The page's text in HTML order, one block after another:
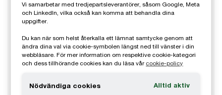
Vi samarbetar med tredjepartsleverantörer, såsom Google, Meta
och LinkedIn, vilka också kan komma att behandla dina
uppgifter.
Du kan när som helst återkalla ett lämnat samtycke genom att
ändra dina val via cookie-symbolen längst ned till vänster i din
webbläsare. För mer information om respektive cookie-kategori
och dess tillhörande cookies kan du läsa vår cookie-policy
Nödvändiga cookies Alltid aktiv